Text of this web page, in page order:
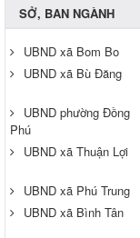
SỞ, BAN NGÀNH
UBND xã Bom Bo
UBND xã Bù Đăng
UBND phường Đồng
Phú
UBND xã Thuận Lợi
UBND xã Phú Trung
UBND xã Bình Tân